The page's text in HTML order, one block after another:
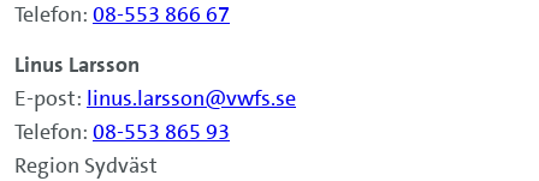
Telefon: 08-553 866 67
Linus Larsson
E-post: linus.larsson@vwfs.se
Telefon: 08-553 865 93
Region Sydväst